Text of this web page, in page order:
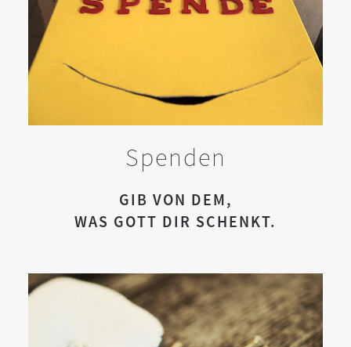
Spenden
GIB VON DEM,
WAS GOTT DIR SCHENKT.